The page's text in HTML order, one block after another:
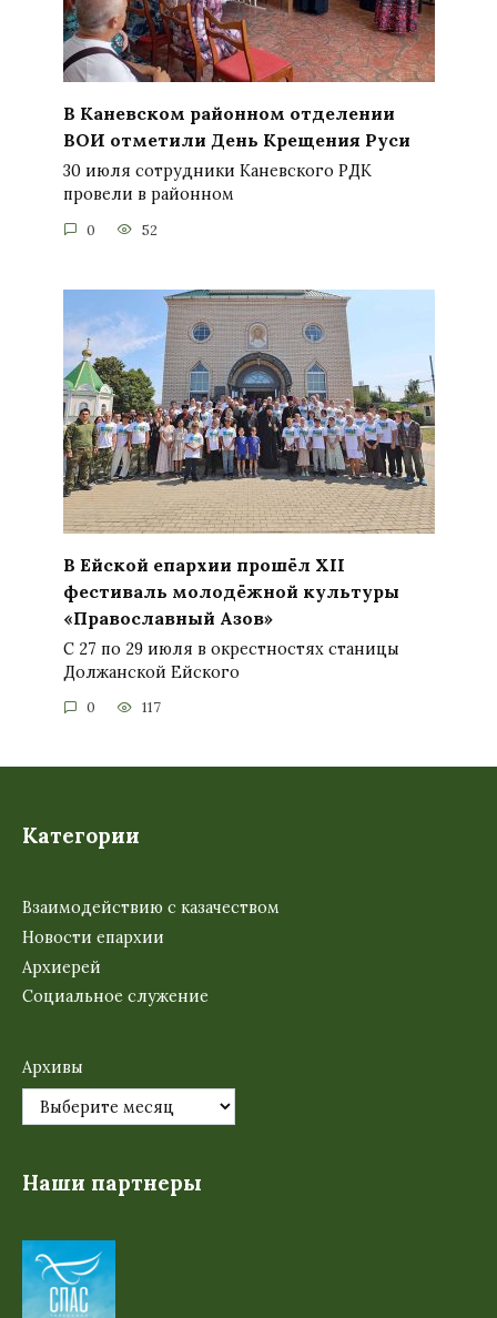
В Каневском районном отделении
ВОИ отметили День Крещения Руси
30 июля сотрудники Каневского РДК
провели в районном
0 52
В Ейской епархии прошёл XII
фестиваль молодёжной культуры
«Православный Азов»
С 27 по 29 июля в окрестностях станицы
Должанской Ейского
0 117
Категории
Взаимодействию с казачеством
Новости епархии
Архиерей
Социальное служение
Архивы
Наши партнеры